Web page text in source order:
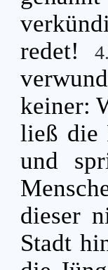
redet!
keiner:
ließ die
und
dieser
Stadt